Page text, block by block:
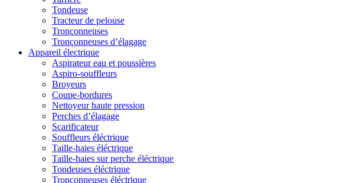
Tondeuse
Tracteur de pelouse
Tronçonneuses
Tronçonneuses d’élagage
Appareil électrique
Aspirateur eau et poussières
Aspiro-souffleurs
Broyeurs
Coupe-bordures
Nettoyeur haute pression
Perches d’élagage
Scarificateur
Souffleurs éléctrique
Taille-haies éléctrique
Taille-haies sur perche éléctrique
Tondeuses éléctrique
Tronçonneuses éléctrique